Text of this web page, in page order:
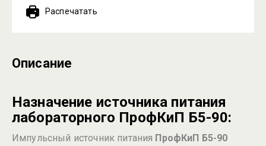
Распечатать
Описание
Назначение источника питания
лабораторного ПрофКиП Б5-90:
Импульсный источник питания ПрофКиП Б5-90